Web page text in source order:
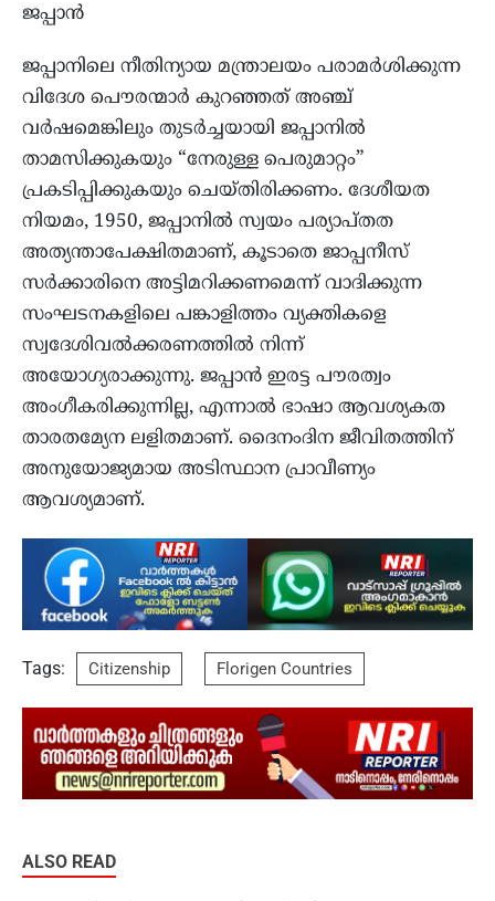
ജപ്പാൻ
ജപ്പാനിലെ നീതിന്യായ മന്ത്രാലയം പരാമർശിക്കുന്ന
വിദേശ പൌരന്മാർ കുറഞ്ഞത് അഞ്ച്
വർഷമെങ്കിലും തുടർച്ചയായി ജപ്പാനിൽ
താമസിക്കുകയും “നേരുള്ള പെരുമാറ്റം”
പ്രകടിപ്പിക്കുകയും ചെയ്തിരിക്കണം. ദേശീയത
നിയമം, 1950, ജപ്പാനിൽ സ്വയം പര്യാപ്തത
അത്യന്താപേക്ഷിതമാണ്, കൂടാതെ ജാപ്പനീസ്
സർക്കാരിനെ അട്ടിമറിക്കണമെന്ന് വാദിക്കുന്ന
സംഘടനകളിലെ പങ്കാളിത്തം വ്യക്തികളെ
സ്വദേശിവൽക്കരണത്തിൽ നിന്ന്
അയോഗ്യരാക്കുന്നു. ജപ്പാൻ ഇരട്ട പൗരത്വം
അംഗീകരിക്കുന്നില്ല, എന്നാൽ ഭാഷാ ആവശ്യകത
താരതമ്യേന ലളിതമാണ്. ദൈനംദിന ജീവിതത്തിന്
അനുയോജ്യമായ അടിസ്ഥാന പ്രാവീണ്യം
ആവശ്യമാണ്.
Tags: Citizenship Florigen Countries
ALSO READ